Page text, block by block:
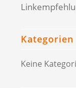
Kategorien
Keine